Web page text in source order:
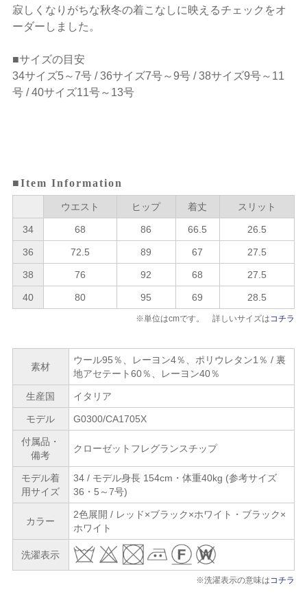
寂しくなりがちな秋冬の着こなしに映えるチェックをオ
ーダーしました。
■サイズの目安
34サイズ5～7号 / 36サイズ7号～9号 / 38サイズ9号～11
号 / 40サイズ11号～13号
■Item Information
ウエスト ヒップ 着丈 スリット
34 68 86 66.5 26.5
36 72.5 89 67 27.5
38 76 92 68 27.5
40 80 95 69 28.5
※単位はcmです。 詳しいサイズは コチラ
素材
ウール95％、レーヨン4％、ポリウレタン1％ / 裏
地アセテート60％、レーヨン40％
生産国 イタリア
モデル G0300/CA1705X
付属品・
備考
クローゼットフレグランスチップ
モデル着
用サイズ
34 / モデル身長 154cm・体重40kg (参考サイズ
36・5～7号)
カラー
2色展開 / レッド×ブラック×ホワイト・ブラック×
ホワイト
洗濯表示
※洗濯表示の意味は コチラ